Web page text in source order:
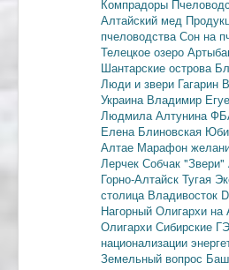
Компрадоры
Алтайский мед
пчеловодстваСон на
Телецкое озеро
Шантарские острова
Люди и звери Гагарин
Украина Владимир
Людмила Алтунина
Елена Блиновская
Алтае Марафон
Лерчек Собчак "Звери"
Горно-Алтайск Тугая
столица Владивосток
Нагорный Олигархи на
Олигархи Сибирские
национализации
Земельный вопрос